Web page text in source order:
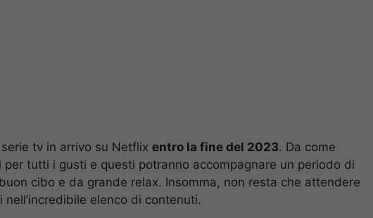
tv in arrivo su Netflix entro la fine del 2023. Da come
tutti i gusti e questi potranno accompagnare un periodo di
cibo e da grande relax. Insomma, non resta che attendere
elenco di contenuti.